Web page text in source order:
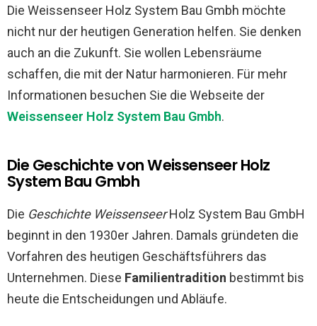
Die Weissenseer Holz System Bau Gmbh möchte
nicht nur der heutigen Generation helfen. Sie denken
auch an die Zukunft. Sie wollen Lebensräume
schaffen, die mit der Natur harmonieren. Für mehr
Informationen besuchen Sie die Webseite der
Weissenseer Holz System Bau Gmbh.
Die Geschichte von Weissenseer Holz
System Bau Gmbh
Die Geschichte WeissenseerHolz System Bau GmbH
beginnt in den 1930er Jahren. Damals gründeten die
Vorfahren des heutigen Geschäftsführers das
Unternehmen. Diese Familientradition bestimmt bis
heute die Entscheidungen und Abläufe.